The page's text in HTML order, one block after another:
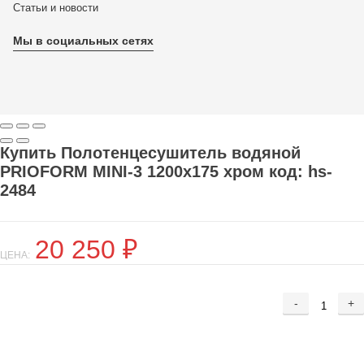
Статьи и новости
Мы в социальных сетях
Купить Полотенцесушитель водяной
PRIOFORM MINI-3 1200х175 хром код: hs-
2484
ЦЕНА: 20 250 ₽
- +